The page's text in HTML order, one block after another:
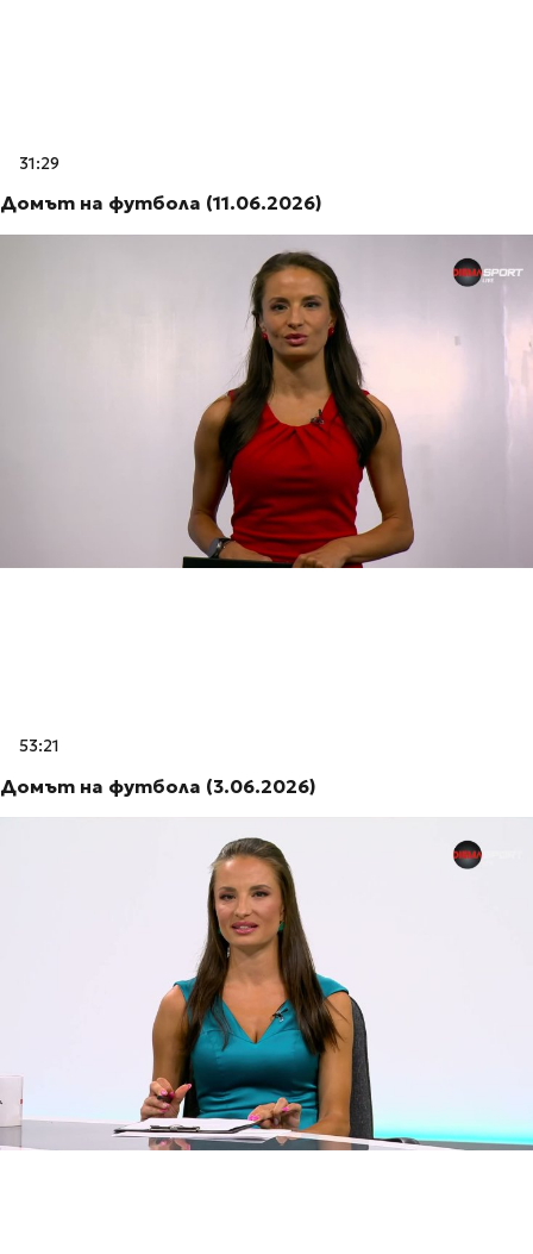
31:29
Домът на футбола (11.06.2026)
53:21
Домът на футбола (3.06.2026)